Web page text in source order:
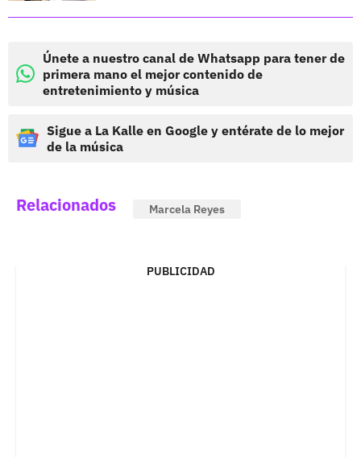
Únete a nuestro canal de Whatsapp para tener de
primera mano el mejor contenido de
entretenimiento y música
Sigue a La Kalle en Google y entérate de lo mejor
de la música
Relacionados Marcela Reyes
PUBLICIDAD